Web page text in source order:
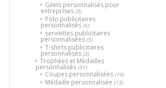
Gilets personnalisés pour
entreprises (9)
Polo publicitaires
personnalisés (6)
serviettes publicitaires
personnalisées (5)
T-shirts publicitaires
personnalisés (3)
Trophées et Médailles
personnalisés (51)
Coupes personnalisées (10)
Médaille personnalisée (13)